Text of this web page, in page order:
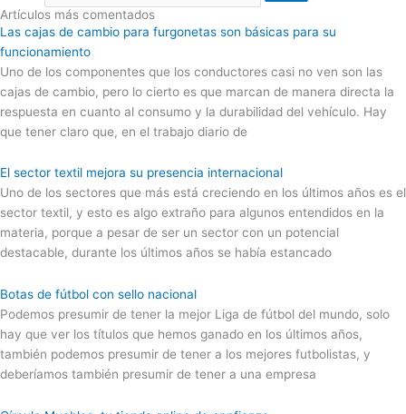
Artículos más comentados
Las cajas de cambio para furgonetas son básicas para su
funcionamiento
Uno de los componentes que los conductores casi no ven son las
cajas de cambio, pero lo cierto es que marcan de manera directa la
respuesta en cuanto al consumo y la durabilidad del vehículo. Hay
que tener claro que, en el trabajo diario de
El sector textil mejora su presencia internacional
Uno de los sectores que más está creciendo en los últimos años es el
sector textil, y esto es algo extraño para algunos entendidos en la
materia, porque a pesar de ser un sector con un potencial
destacable, durante los últimos años se había estancado
Botas de fútbol con sello nacional
Podemos presumir de tener la mejor Liga de fútbol del mundo, solo
hay que ver los títulos que hemos ganado en los últimos años,
también podemos presumir de tener a los mejores futbolistas, y
deberíamos también presumir de tener a una empresa